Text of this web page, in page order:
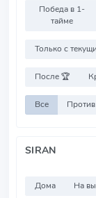
Победа в 1-
тайме
Только с
После 🏆
Все
SIRAN
Дома На